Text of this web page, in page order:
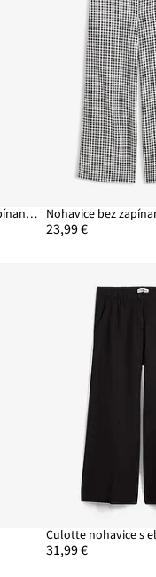
Pohodlné nohavice bez zapínania Punto di Roma
23,99 €
31,99 €